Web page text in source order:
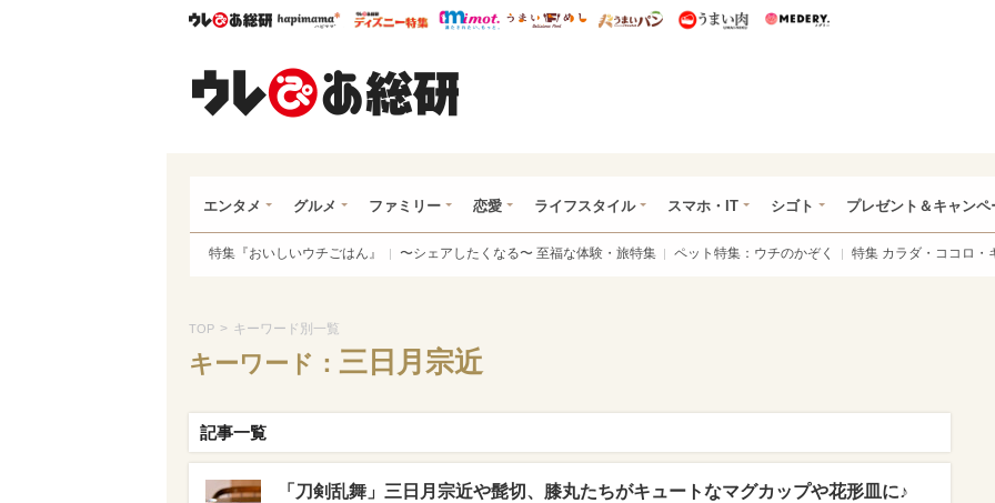
ウレぴあ総研ハピママ* ウレぴあ総研 ディズニー特集
mimot. うまいめし うまいパン うまい肉
エンタメ グルメ ファミリー 恋愛 ライフスタイル スマホ・IT シゴト プレゼント＆キャンペ
特集『おいしいウチごはん』 〜シェアしたくなる〜 至福な体験・旅特集 ペット特集：ウチのかぞく 特集 カラダ・ココロ・
TOP > キーワード別一覧
キーワード： 三日月宗近
記事一覧
「刀剣乱舞」三日月宗近や髭切、膝丸たちがキュートなマグカップや花形皿に♪